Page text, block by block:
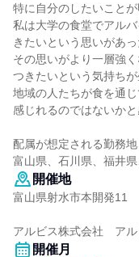
特に自分のしたいこと
私は大学の食堂でアル
きたいという思いがあっ
その思いがより一層強
つきたいという気持ちが
地域の人たちが食を通
感じれるのではないかと
配属が想定される勤務地
富山県、石川県、福井
開催地
富山県射水市本開発11
アルビス株式会社 アル
開催月